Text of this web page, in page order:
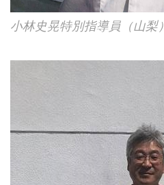
小林史晃特別指導員（山梨）